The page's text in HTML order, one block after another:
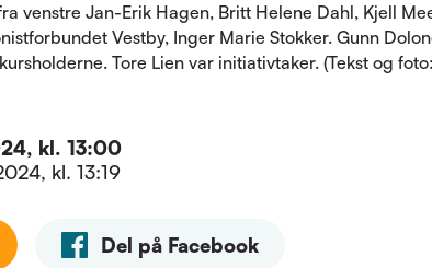
venstre Jan-Erik Hagen, Britt Helene Dahl, Kjell
Vestby, Inger Marie Stokker. Gunn
Tore Lien var initiativtaker. (Tekst og
kl. 13:00
kl. 13:19
Del på Facebook